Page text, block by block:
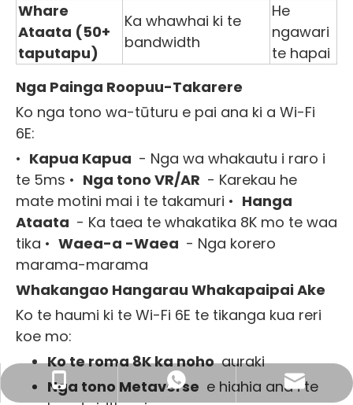
Whare
Ataata (50+
taputapu)
Ka whawhai ki te
bandwidth
He
ngawari
te hapai
Nga Painga Roopuu-Takarere
Ko nga tono wa-tūturu e pai ana ki a Wi-Fi
6E:
• Kapua Kapua - Nga wa whakautu i raro i
te 5ms • Nga tono VR/AR - Karekau he
mate motini mai i te takamuri • Hanga
Ataata - Ka taea te whakatika 8K mo te waa
tika • Waea-a -Waea - Nga korero
marama-marama
Whakangao Hangarau Whakapaipai Ake
Ko te haumi ki te Wi-Fi 6E te tikanga kua reri
koe mo:
Ko te roma 8K ka nohoauraki
Nga tono Metaverse e hiahia ana i te
+86- 13923714138
+86 13923714138
Īmēra Pakihi: sales@lb-link.com